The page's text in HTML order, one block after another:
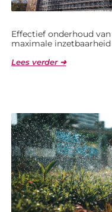
Effectief onderhoud
maximale inzetbaarheid
Lees verder ➜